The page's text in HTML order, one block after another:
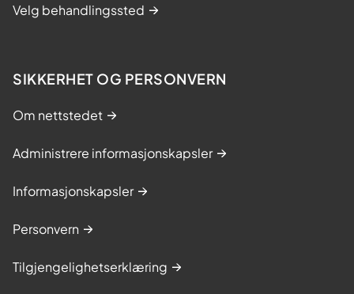
Velg behandlingssted
SIKKERHET OG PERSONVERN
Om nettstedet
Administrere informasjonskapsler
Informasjonskapsler
Personvern
Tilgjengelighetserklæring